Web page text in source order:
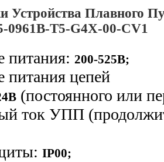
Устройства Плавного
0961B-T5-G4X-00-CV1
питания: 200-525В;
цепей
(постоянного или
ток УПП
IP00;